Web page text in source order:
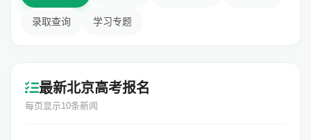
录取查询 学习专题
最新北京高考报名
每页显示10条新闻